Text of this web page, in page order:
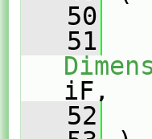
   50
   51
iF,
   52